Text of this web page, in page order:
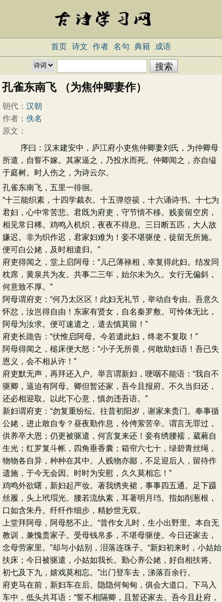
首页 诗文 作者 名句 典籍 成语
孔雀东南飞 （为焦仲卿妻作）
朝代： 汉朝
作者： 佚名
原文：
序曰：汉末建安中，庐江府小吏焦仲卿妻刘氏，为仲卿母
所遣，自誓不嫁。其家逼之，乃投水而死。仲卿闻之，亦自缢
于庭树。时人伤之，为诗云尔。
孔雀东南飞，五里一徘徊。
“十三能织素，十四学裁衣。十五弹箜篌，十六诵诗书。十七为
君妇，心中常苦悲。君既为府吏，守节情不移。贱妾留空房，
相见常日稀。鸡鸣入机织，夜夜不得息。三日断五匹，大人故
嫌迟。非为织作迟，君家妇难为！妾不堪驱使，徒留无所施。
便可白公姥，及时相遣归。”
府吏得闻之，堂上启阿母：“儿已薄禄相，幸复得此妇。结发同
枕席，黄泉共为友。共事二三年，始尔未为久。女行无偏斜，
何意致不厚。”
阿母谓府吏：“何乃太区区！此妇无礼节，举动自专由。吾意久
怀忿，汝岂得自由！东家有贤女，自名秦罗敷。可怜体无比，
阿母为汝求。便可速遣之，遣去慎莫留！”
府吏长跪告：“伏惟启阿母。今若遣此妇，终老不复取！”
阿母得闻之，槌床便大怒：“小子无所畏，何敢助妇语！吾已失
恩义，会不相从许！”
府吏默无声，再拜还入户。举言谓新妇，哽咽不能语：“我自不
驱卿，逼迫有阿母。卿但暂还家，吾今且报府。不久当归还，
还必相迎取。以此下心意，慎勿违吾语。”
新妇谓府吏：“勿复重纷纭。往昔初阳岁，谢家来贵门。奉事循
公姥，进止敢自专？昼夜勤作息，伶俜萦苦辛。谓言无罪过，
供养卒大恩；仍更被驱遣，何言复来还！妾有绣腰襦，葳蕤自
生光；红罗复斗帐，四角垂香囊；箱帘六七十，绿碧青丝绳，
物物各自异，种种在其中。人贱物亦鄙，不足迎后人，留待作
遗施，于今无会因。时时为安慰，久久莫相忘！”
鸡鸣外欲曙，新妇起严妆。著我绣夹裙，事事四五通。足下蹑
丝履，头上玳瑁光。腰若流纨素，耳著明月珰。指如削葱根，
口如含朱丹。纤纤作细步，精妙世无双。
上堂拜阿母，阿母怒不止。“昔作女儿时，生小出野里。本自无
教训，兼愧贵家子。受母钱帛多，不堪母驱使。今日还家去，
念母劳家里。”却与小姑别，泪落连珠子。“新妇初来时，小姑始
扶床；今日被驱遣，小姑如我长。勤心养公姥，好自相扶将。
初七及下九，嬉戏莫相忘。”出门登车去，涕落百余行。
府吏马在前，新妇车在后。隐隐何甸甸，俱会大道口。下马入
车中，低头共耳语：“誓不相隔卿，且暂还家去。吾今且赴府，